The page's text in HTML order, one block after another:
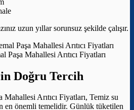
uzun yıllar sorunsuz şekilde çalışır.
Paşa Mahallesi Arıtıcı Fiyatları
Doğru Tercih
Arıtıcı Fiyatları, Temiz su
en önemli temelidir. Günlük tüketilen